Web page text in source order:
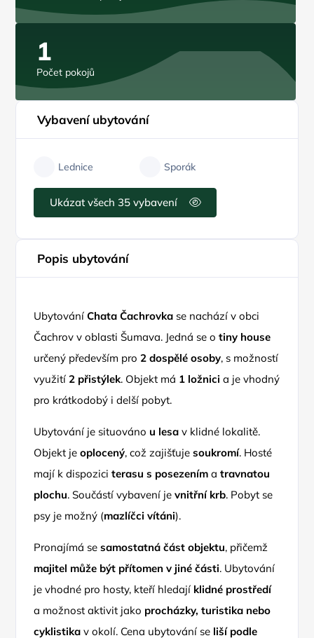
1
Počet pokojů
Vybavení ubytování
Lednice Sporák
Ukázat všech 35 vybavení
Popis ubytování
UbytováníChata Čachrovka se nachází v obci
Čachrov v oblasti Šumava. Jedná se otiny house
určený především pro2 dospělé osoby, s možností
využití2 přistýlek. Objekt má 1 ložnici a je vhodný
pro krátkodobý i delší pobyt.
Ubytování je situováno u lesa v klidné lokalitě.
Objekt jeoplocený, což zajišťujesoukromí. Hosté
mají k dispoziciterasu s posezením atravnatou
plochu. Součástí vybavení jevnitřní krb. Pobyt se
psy je možný (mazlíčci vítáni).
Pronajímá sesamostatná část objektu, přičemž
majitel může být přítomen v jiné části. Ubytování
je vhodné pro hosty, kteří hledají klidné prostředí
a možnost aktivit jako procházky, turistika nebo
cyklistika v okolí. Cena ubytování se liší podle